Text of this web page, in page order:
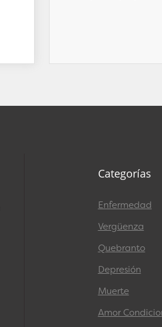
Categorías
Enfermedad
Vergüenza
Quebranto
Depresión
Muerte
Amor